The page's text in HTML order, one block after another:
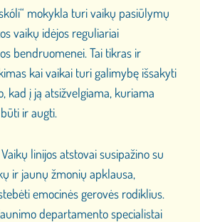
mokykla turi vaikų pasiūlymų
vaikų idėjos reguliariai
bendruomenei. Tai tikras ir
kai vaikai turi galimybę išsakyti
kad į ją atsižvelgiama, kuriama
ir augti.
linijos atstovai susipažino su
ir jaunų žmonių apklausa,
emocinės gerovės rodiklius.
departamento specialistai